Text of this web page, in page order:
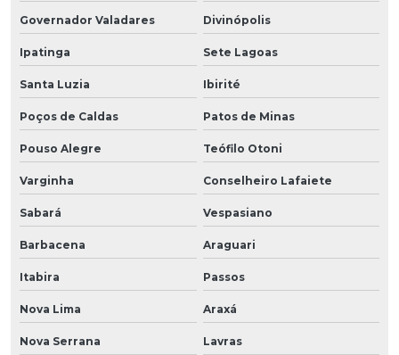
Governador Valadares Divinópolis
Ipatinga Sete Lagoas
Santa Luzia Ibirité
Poços de Caldas Patos de Minas
Pouso Alegre Teófilo Otoni
Varginha Conselheiro Lafaiete
Sabará Vespasiano
Barbacena Araguari
Itabira Passos
Nova Lima Araxá
Nova Serrana Lavras